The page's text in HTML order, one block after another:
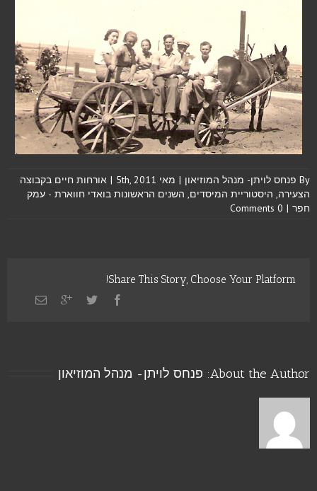
By פנחס לויתן- מנהל המוזיאון | מאי 5th, 2011 | אורחות חיים בקבוצה
הצעירה, היסטוריית המיסדים, השנים הראשונות בואדי חווארת - עמק
חפר |
0 Comments
Share This Story, Choose Your Platform!
About the Author: פנחס לויתן- מנהל המוזיאון